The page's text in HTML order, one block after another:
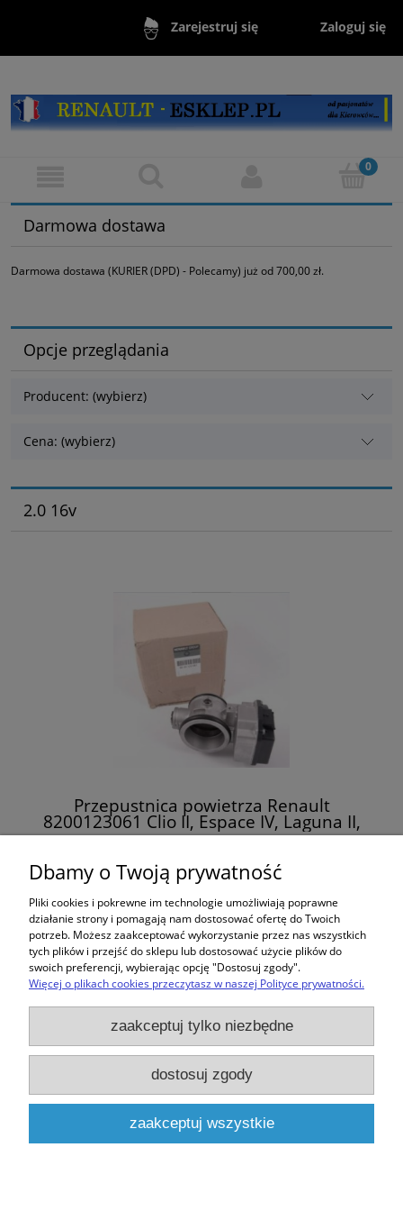
Zarejestruj się Zaloguj się
Darmowa dostawa
Darmowa dostawa (KURIER (DPD) - Polecamy) już od 700,00 zł.
Opcje przeglądania
Producent: (wybierz)
Cena: (wybierz)
2.0 16v
Przepustnica powietrza Renault
8200123061 Clio II, Espace IV, Laguna II,
Megane I, Megane II
do koszyka
Zakupy
Pomoc
Moje konto
Informacje
Dbamy o Twoją prywatność
Pliki cookies i pokrewne im technologie umożliwiają poprawne
działanie strony i pomagają nam dostosować ofertę do Twoich
potrzeb. Możesz zaakceptować wykorzystanie przez nas wszystkich
tych plików i przejść do sklepu lub dostosować użycie plików do
swoich preferencji, wybierając opcję "Dostosuj zgody".
Więcej o plikach cookies przeczytasz w naszej Polityce prywatności.
zaakceptuj tylko niezbędne
dostosuj zgody
zaakceptuj wszystkie